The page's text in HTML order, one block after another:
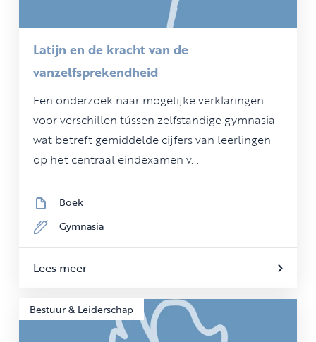
Latijn en de kracht van de
vanzelfsprekendheid
Een onderzoek naar mogelijke verklaringen
voor verschillen tússen zelfstandige gymnasia
wat betreft gemiddelde cijfers van leerlingen
op het centraal eindexamen v...
Boek
Gymnasia
Lees meer
Bestuur & Leiderschap